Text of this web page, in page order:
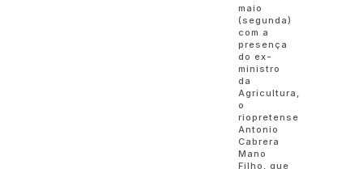
maio
(segunda)
com a
presença
do ex-
ministro
da
Agricultura,
o
riopretense
Antonio
Cabrera
Mano
Filho, que